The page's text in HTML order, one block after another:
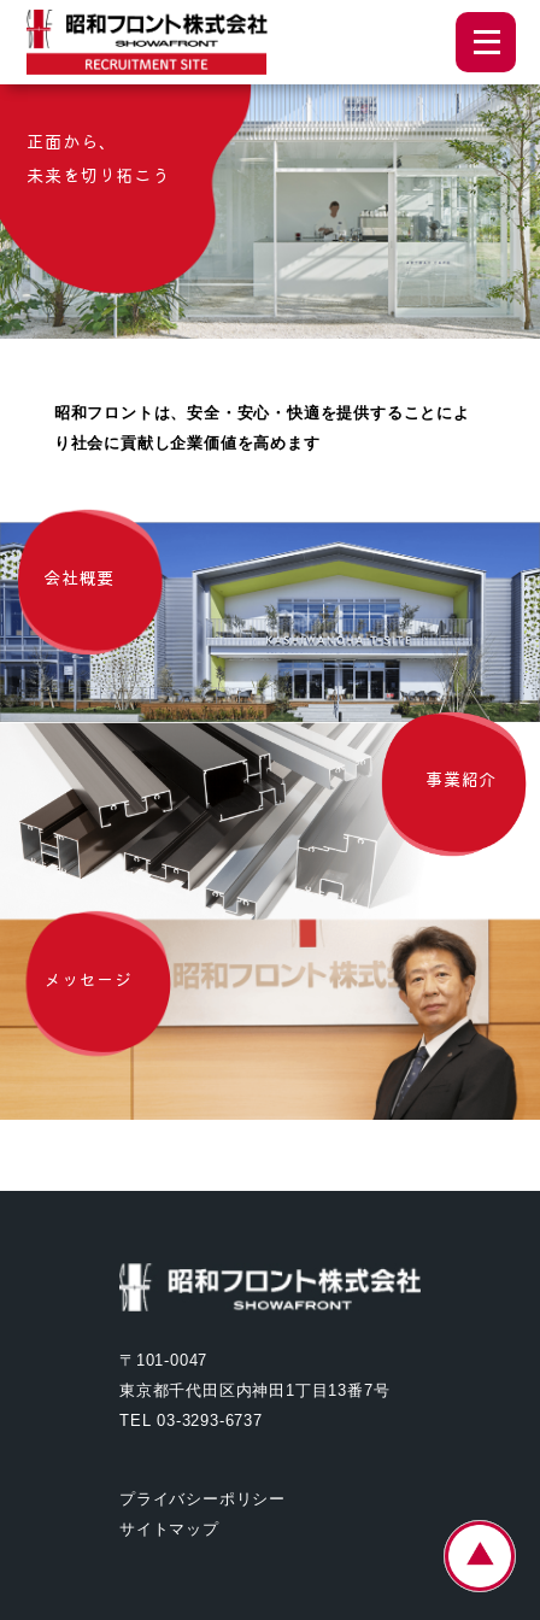
正面から、
未来を切り拓こう
昭和フロントは、安全・安心・快適を提供することによ
り社会に貢献し企業価値を高めます
会社概要
事業紹介
メッセージ
〒101-0047
東京都千代田区内神田1丁目13番7号
TEL 03-3293-6737
プライバシーポリシー
サイトマップ